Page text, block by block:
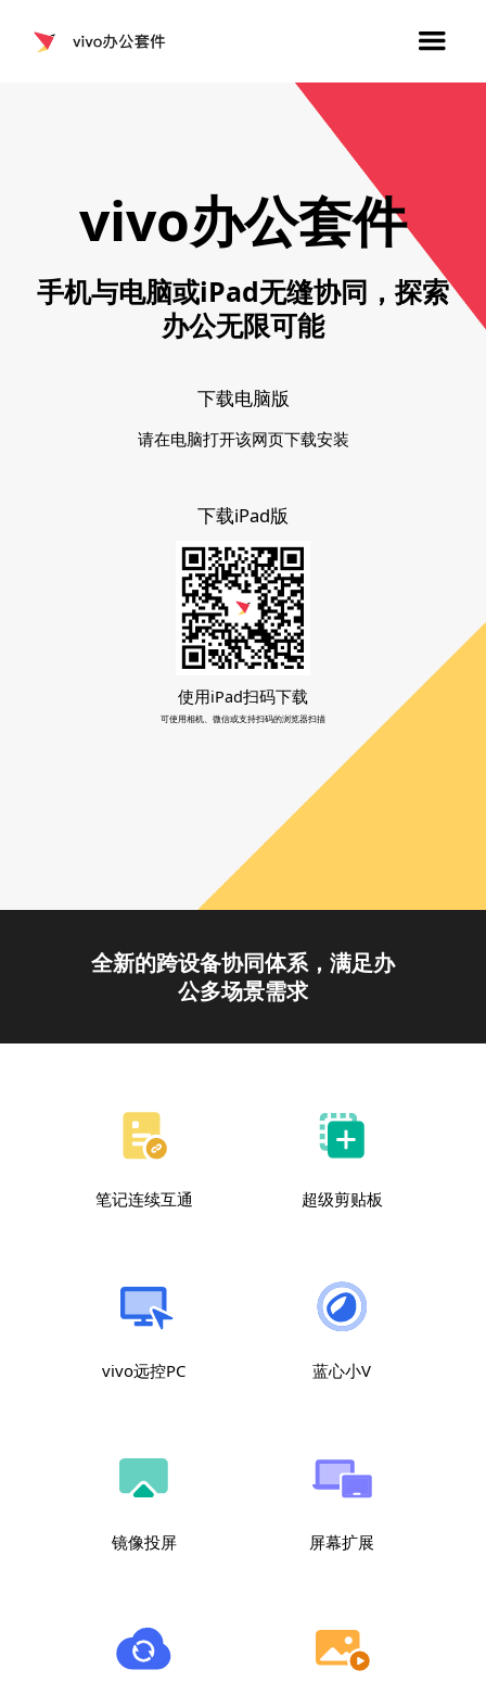
vivo办公套件
手机与电脑或iPad无缝协同，探索
办公无限可能
下载电脑版
请在电脑打开该网页下载安装
下载iPad版
使用iPad扫码下载
可使用相机、微信或支持扫码的浏览器扫描
全新的跨设备协同体系，满足办
公多场景需求
笔记连续互通 超级剪贴板
vivo远控PC 蓝心小V
镜像投屏 屏幕扩展